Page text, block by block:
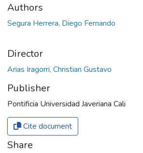
Authors
Segura Herrera, Diego Fernando
Director
Arias Iragorri, Christian Gustavo
Publisher
Pontificia Universidad Javeriana Cali
Cite document
Share